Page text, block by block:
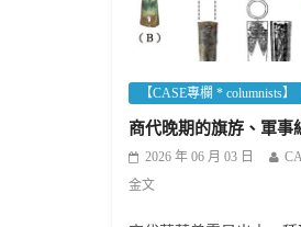
【CASE專欄 * columnists】
商代晚期的旗斿、軍事
2026 年 06 月 03 日
金文